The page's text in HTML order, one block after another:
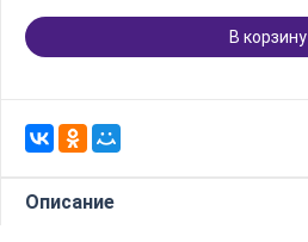
В корзину
Описание